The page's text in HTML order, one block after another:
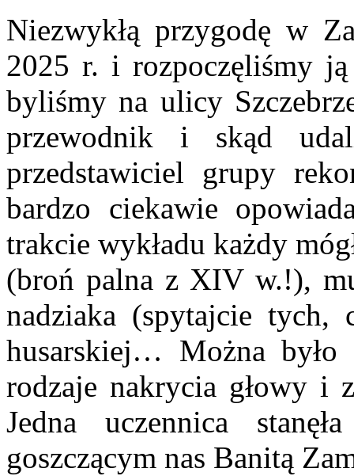
Niezwykłą przygodę w
2025 r. i rozpoczęliśmy
byliśmy na ulicy
przewodnik i skąd
przedstawiciel grupy
bardzo ciekawie
trakcie wykładu każdy
(broń palna z XIV w.!),
nadziaka (spytajcie
husarskiej… Można było
rodzaje nakrycia głowy i
Jedna uczennica
goszczącym nas Banitą